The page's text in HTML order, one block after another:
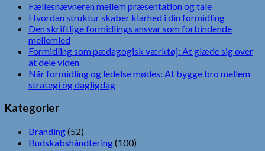
Fællesnævneren mellem præsentation og tale
Hvordan struktur skaber klarhed i din formidling
Den skriftlige formidlings ansvar som forbindende
mellemled
Formidling som pædagogisk værktøj: At glæde sig over
at dele viden
Når formidling og ledelse mødes: At bygge bro mellem
strategi og dagligdag
Kategorier
Branding(52)
Budskabshåndtering(100)